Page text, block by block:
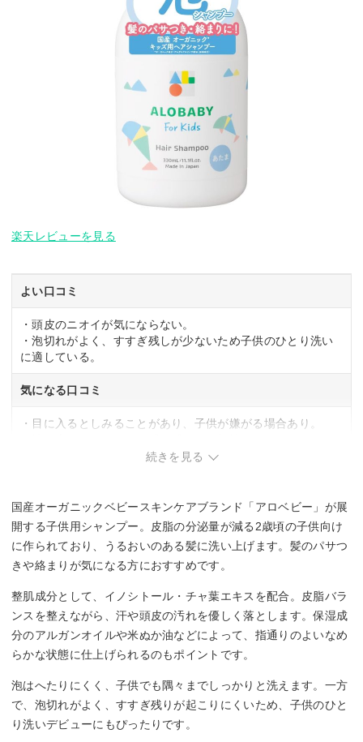
楽天レビューを見る
よい口コミ
・頭皮のニオイが気にならない。
・泡切れがよく、すすぎ残しが少ないため子供のひとり洗い
に適している。
気になる口コミ
・目に入るとしみることがあり、子供が嫌がる場合あり。
続きを見る
国産オーガニックベビースキンケアブランド「アロベビー」が展
開する子供用シャンプー。皮脂の分泌量が減る2歳頃の子供向け
に作られており、うるおいのある髪に洗い上げます。髪のパサつ
きや絡まりが気になる方におすすめです。
整肌成分として、イノシトール・チャ葉エキスを配合。皮脂バラ
ンスを整えながら、汗や頭皮の汚れを優しく落とします。保湿成
分のアルガンオイルや米ぬか油などによって、指通りのよいなめ
らかな状態に仕上げられるのもポイントです。
泡はへたりにくく、子供でも隅々までしっかりと洗えます。一方
で、泡切れがよく、すすぎ残りが起こりにくいため、子供のひと
り洗いデビューにもぴったりです。